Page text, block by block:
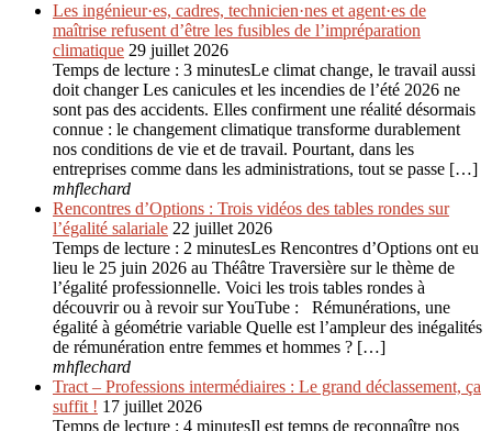
Les ingénieur·es, cadres, technicien·nes et agent·es de
maîtrise refusent d’être les fusibles de l’impréparation
climatique 29 juillet 2026
Temps de lecture : 3 minutesLe climat change, le travail aussi
doit changer Les canicules et les incendies de l’été 2026 ne
sont pas des accidents. Elles confirment une réalité désormais
connue : le changement climatique transforme durablement
nos conditions de vie et de travail. Pourtant, dans les
entreprises comme dans les administrations, tout se passe […]
mhflechard
Rencontres d’Options : Trois vidéos des tables rondes sur
l’égalité salariale 22 juillet 2026
Temps de lecture : 2 minutesLes Rencontres d’Options ont eu
lieu le 25 juin 2026 au Théâtre Traversière sur le thème de
l’égalité professionnelle. Voici les trois tables rondes à
découvrir ou à revoir sur YouTube : Rémunérations, une
égalité à géométrie variable Quelle est l’ampleur des inégalités
de rémunération entre femmes et hommes ? […]
mhflechard
Tract – Professions intermédiaires : Le grand déclassement, ça
suffit ! 17 juillet 2026
Temps de lecture : 4 minutesIl est temps de reconnaître nos